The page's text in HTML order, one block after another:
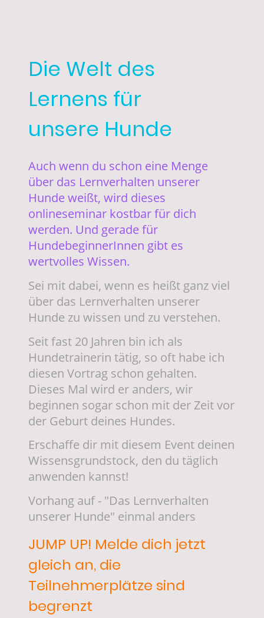
Die Welt des
Lernens für
unsere Hunde
Auch wenn du schon eine Menge
über das Lernverhalten unserer
Hunde weißt, wird dieses
onlineseminar kostbar für dich
werden. Und gerade für
HundebeginnerInnen gibt es
wertvolles Wissen.
Sei mit dabei, wenn es heißt ganz viel
über das Lernverhalten unserer
Hunde zu wissen und zu verstehen.
Seit fast 20 Jahren bin ich als
Hundetrainerin tätig, so oft habe ich
diesen Vortrag schon gehalten.
Dieses Mal wird er anders, wir
beginnen sogar schon mit der Zeit vor
der Geburt deines Hundes.
Erschaffe dir mit diesem Event deinen
Wissensgrundstock, den du täglich
anwenden kannst!
Vorhang auf - "Das Lernverhalten
unserer Hunde" einmal anders
JUMP UP! Melde dich jetzt
gleich an, die
Teilnehmerplätze sind
begrenzt